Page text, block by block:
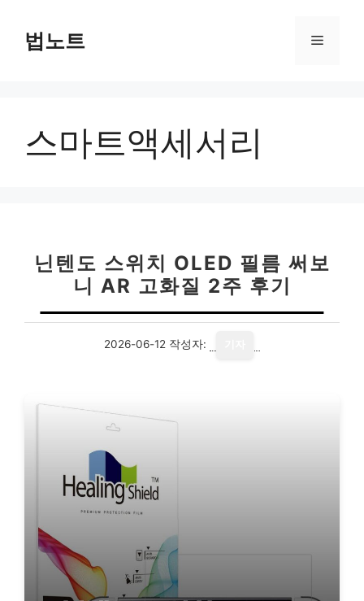
법노트 메
스마트액세서리
닌텐도 스위치 OLED 필름 써보
니 AR 고화질 2주 후기
2026-06-12 작성자: